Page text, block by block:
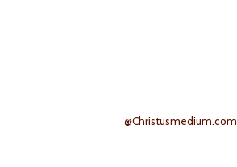
@Christusmedium.com